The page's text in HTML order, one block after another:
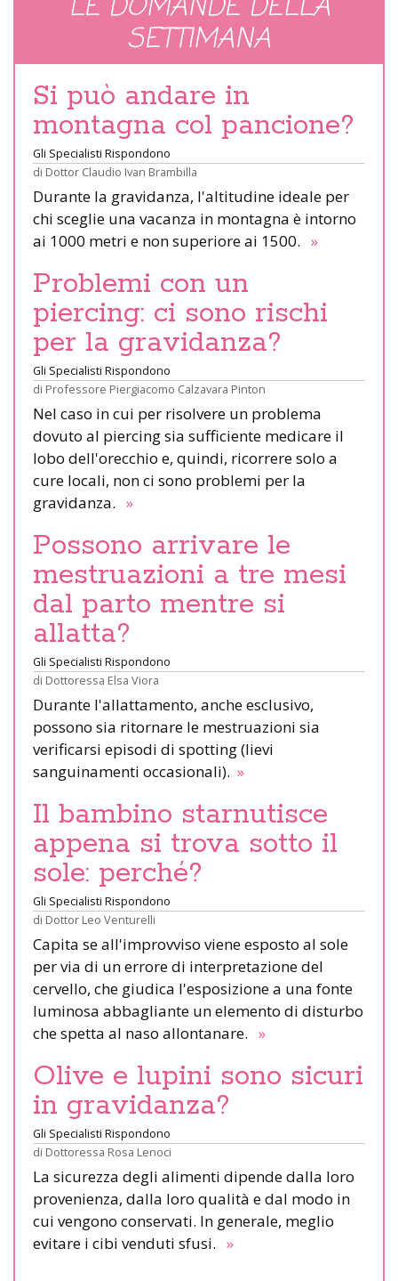
SETTIMANA
Si può andare in
montagna col pancione?
Gli Specialisti Rispondono
di Dottor Claudio Ivan Brambilla
Durante la gravidanza, l'altitudine ideale per
chi sceglie una vacanza in montagna è intorno
ai 1000 metri e non superiore ai 1500. »
Problemi con un
piercing: ci sono rischi
per la gravidanza?
Gli Specialisti Rispondono
di Professore Piergiacomo Calzavara Pinton
Nel caso in cui per risolvere un problema
dovuto al piercing sia sufficiente medicare il
lobo dell'orecchio e, quindi, ricorrere solo a
cure locali, non ci sono problemi per la
gravidanza. »
Possono arrivare le
mestruazioni a tre mesi
dal parto mentre si
allatta?
Gli Specialisti Rispondono
di Dottoressa Elsa Viora
Durante l'allattamento, anche esclusivo,
possono sia ritornare le mestruazioni sia
verificarsi episodi di spotting (lievi
sanguinamenti occasionali). »
Il bambino starnutisce
appena si trova sotto il
sole: perché?
Gli Specialisti Rispondono
di Dottor Leo Venturelli
Capita se all'improvviso viene esposto al sole
per via di un errore di interpretazione del
cervello, che giudica l'esposizione a una fonte
luminosa abbagliante un elemento di disturbo
che spetta al naso allontanare. »
Olive e lupini sono sicuri
in gravidanza?
Gli Specialisti Rispondono
di Dottoressa Rosa Lenoci
La sicurezza degli alimenti dipende dalla loro
provenienza, dalla loro qualità e dal modo in
cui vengono conservati. In generale, meglio
evitare i cibi venduti sfusi. »